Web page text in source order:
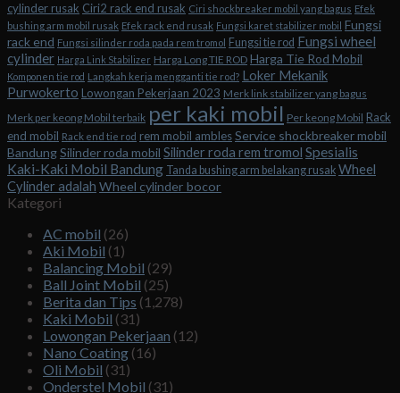
cylinder rusak Ciri2 rack end rusak Ciri shockbreaker mobil yang bagus Efek
bushing arm mobil rusak Efek rack end rusak Fungsi karet stabilizer mobil Fungsi
rack end Fungsi silinder roda pada rem tromol Fungsi tie rod Fungsi wheel
cylinder Harga Link Stabilizer Harga Long TIE ROD Harga Tie Rod Mobil
Komponen tie rod Langkah kerja mengganti tie rod? Loker Mekanik
Purwokerto Lowongan Pekerjaan 2023 Merk link stabilizer yang bagus
Merk per keong Mobil terbaik per kaki mobil Per keong Mobil Rack
end mobil Rack end tie rod rem mobil amblesService shockbreaker mobil
BandungSilinder roda mobil Silinder roda rem tromol Spesialis
Kaki-Kaki Mobil Bandung Tanda bushing arm belakang rusak Wheel
Cylinder adalah Wheel cylinder bocor
Kategori
AC mobil (26)
Aki Mobil (1)
Balancing Mobil (29)
Ball Joint Mobil (25)
Berita dan Tips (1,278)
Kaki Mobil (31)
Lowongan Pekerjaan (12)
Nano Coating (16)
Oli Mobil (31)
Onderstel Mobil (31)